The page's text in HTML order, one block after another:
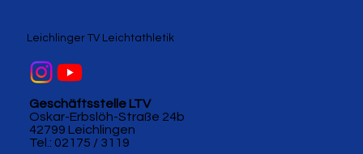
Geschäftsstelle LTV
Oskar-Erbslöh-Straße 24b
42799 Leichlingen
Tel.: 02175 / 3119
Leichlinger TV Leichtathletik